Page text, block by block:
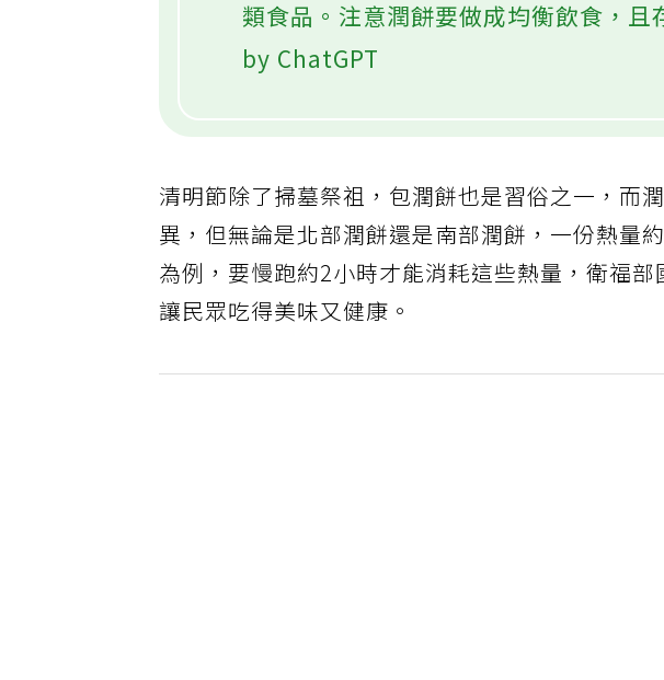
類食品。注意潤餅要做成均衡飲食，且
by ChatGPT
清明節除了掃墓祭祖，包潤餅也是習俗之一，而
異，但無論是北部潤餅還是南部潤餅，一份熱量
為例，要慢跑約2小時才能消耗這些熱量，衛福部
讓民眾吃得美味又健康。